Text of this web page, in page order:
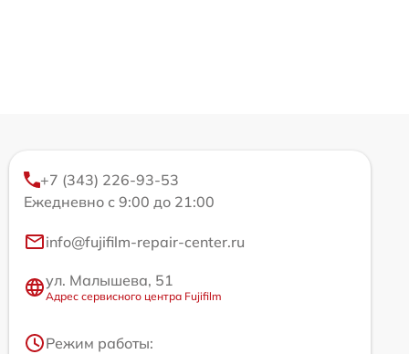
+7 (343) 226-93-53
Ежедневно с 9:00 до 21:00
info@fujifilm-repair-center.ru
ул. Малышева, 51
Адрес сервисного центра Fujifilm
Режим работы: